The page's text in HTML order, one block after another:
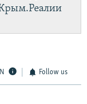
Follow us